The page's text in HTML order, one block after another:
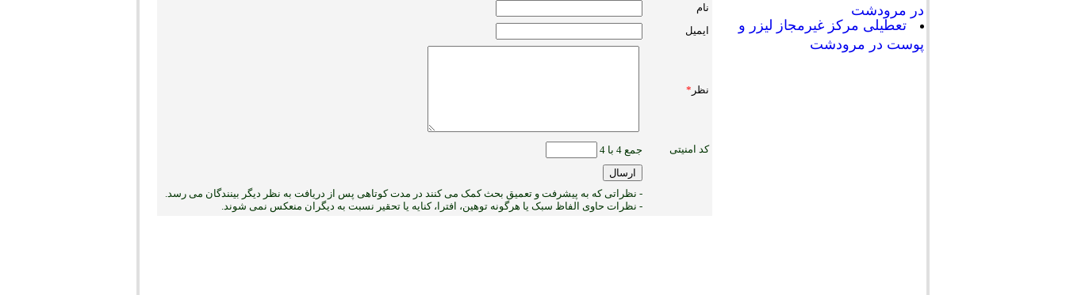
در مرودشت
تعطیلی مرکز غیرمجاز لیزر و
پوست در مرودشت
نام
ایمیل
نظر *
کد امنیتی جمع 4 با 4
- نظراتی که به پیشرفت و تعمیق بحث کمک می کنند در مدت کوتاهی پس از دریافت به نظر دیگر بینندگان می رسد.
- نظرات حاوی الفاظ سبک یا هرگونه توهین، افترا، کنایه یا تحقیر نسبت به دیگران منعکس نمی ‏شوند.